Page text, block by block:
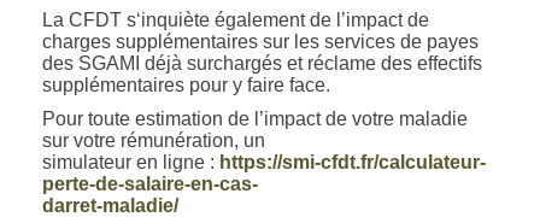
La CFDT s‘inquiète également de l’impact de
charges supplémentaires sur les services de payes
des SGAMI déjà surchargés et réclame des effectifs
supplémentaires pour y faire face.
Pour toute estimation de l’impact de votre maladie
sur votre rémunération, un
simulateur en ligne : https://smi-cfdt.fr/calculateur-
perte-de-salaire-en-cas-
darret-maladie/